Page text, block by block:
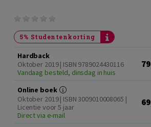
5% Studentenkorting
Hardback
Oktober 2019 | ISBN 9789024430116
Vandaag besteld, dinsdag in huis
Online boek
Oktober 2019 | ISBN 3009010008065 |
Licentie voor 5 jaar
Direct via e-mail